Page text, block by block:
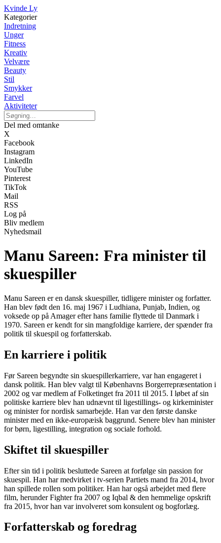
Kvinde Ly
Kategorier
Indretning
Unger
Fitness
Kreativ
Velvære
Beauty
Stil
Smykker
Farvel
Aktiviteter
Del med omtanke
X
Facebook
Instagram
LinkedIn
YouTube
Pinterest
TikTok
Mail
RSS
Log på
Bliv medlem
Nyhedsmail
Manu Sareen: Fra minister til
skuespiller
Manu Sareen er en dansk skuespiller, tidligere minister og forfatter.
Han blev født den 16. maj 1967 i Ludhiana, Punjab, Indien, og
voksede op på Amager efter hans familie flyttede til Danmark i
1970. Sareen er kendt for sin mangfoldige karriere, der spænder fra
politik til skuespil og forfatterskab.
En karriere i politik
Før Sareen begyndte sin skuespillerkarriere, var han engageret i
dansk politik. Han blev valgt til Københavns Borgerrepræsentation i
2002 og var medlem af Folketinget fra 2011 til 2015. I løbet af sin
politiske karriere blev han udnævnt til ligestillings- og kirkeminister
og minister for nordisk samarbejde. Han var den første danske
minister med en ikke-europæisk baggrund. Senere blev han minister
for børn, ligestilling, integration og sociale forhold.
Skiftet til skuespiller
Efter sin tid i politik besluttede Sareen at forfølge sin passion for
skuespil. Han har medvirket i tv-serien Partiets mand fra 2014, hvor
han spillede rollen som politiker. Han har også arbejdet med flere
film, herunder Fighter fra 2007 og Iqbal & den hemmelige opskrift
fra 2015, hvor han var involveret som konsulent og bogforlæg.
Forfatterskab og foredrag